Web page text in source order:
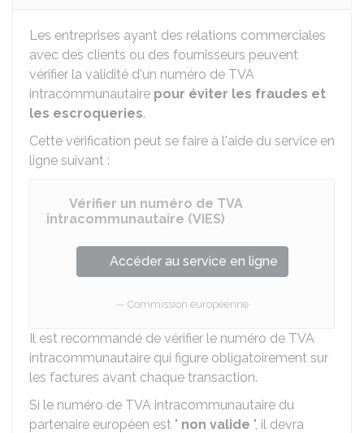
Les entreprises ayant des relations commerciales
avec des clients ou des fournisseurs peuvent
vérifier la validité d'un numéro de TVA
intracommunautaire pour éviter les fraudes et
les escroqueries.
Cette vérification peut se faire à l'aide du service en
ligne suivant :
Vérifier un numéro de TVA
intracommunautaire (VIES)
Accéder au service en ligne
Commission européenne
Il est recommandé de vérifier le numéro de TVA
intracommunautaire qui figure obligatoirement sur
les factures avant chaque transaction.
Si le numéro de TVA intracommunautaire du
partenaire européen est " non valide ", il devra